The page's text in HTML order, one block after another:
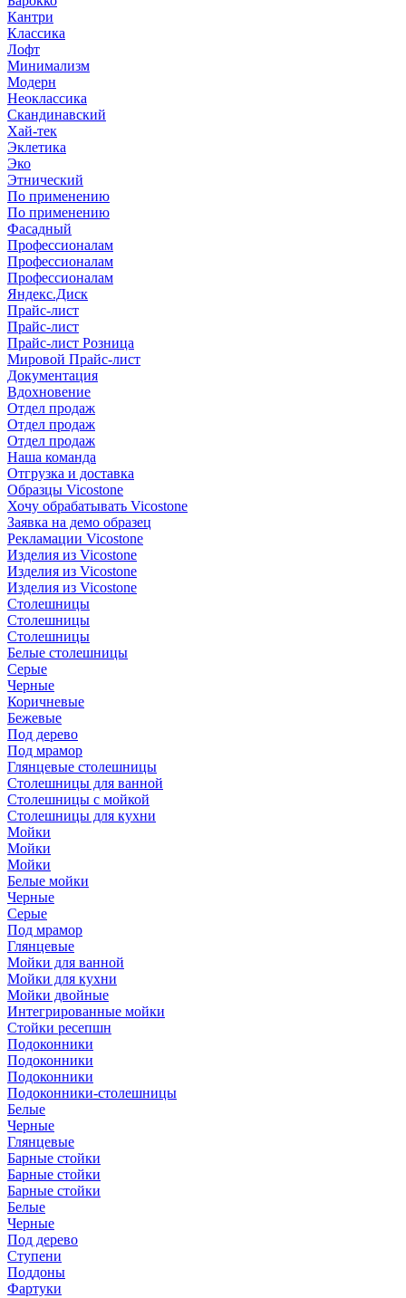
Кантри
Классика
Лофт
Минимализм
Модерн
Неоклассика
Скандинавский
Хай-тек
Эклетика
Эко
Этнический
По применению
По применению
Фасадный
Профессионалам
Профессионалам
Профессионалам
Яндекс.Диск
Прайс-лист
Прайс-лист
Прайс-лист Розница
Мировой Прайс-лист
Документация
Вдохновение
Отдел продаж
Отдел продаж
Отдел продаж
Наша команда
Отгрузка и доставка
Образцы Vicostone
Хочу обрабатывать Vicostone
Заявка на демо образец
Рекламации Vicostone
Изделия из Vicostone
Изделия из Vicostone
Изделия из Vicostone
Столешницы
Столешницы
Столешницы
Белые столешницы
Серые
Черные
Коричневые
Бежевые
Под дерево
Под мрамор
Глянцевые столешницы
Столешницы для ванной
Столешницы с мойкой
Столешницы для кухни
Мойки
Мойки
Мойки
Белые мойки
Черные
Серые
Под мрамор
Глянцевые
Мойки для ванной
Мойки для кухни
Мойки двойные
Интегрированные мойки
Стойки ресепшн
Подоконники
Подоконники
Подоконники
Подоконники-столешницы
Белые
Черные
Глянцевые
Барные стойки
Барные стойки
Барные стойки
Белые
Черные
Под дерево
Ступени
Поддоны
Фартуки